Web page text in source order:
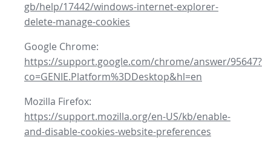
gb/help/17442/windows-internet-explorer-
delete-manage-cookies
Google Chrome:
https://support.google.com/chrome/answer/95647?
co=GENIE.Platform%3DDesktop&hl=en
Mozilla Firefox:
https://support.mozilla.org/en-US/kb/enable-
and-disable-cookies-website-preferences